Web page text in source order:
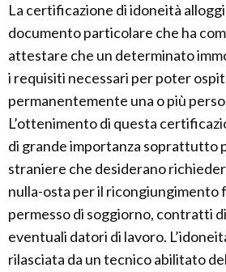
La certificazione di idoneità
documento particolare che ha
attestare che un determinato
i requisiti necessari per poter
permanentemente una o più
L’ottenimento di questa
di grande importanza soprattutto
straniere che desiderano
nulla-osta per il ricongiungimento
permesso di soggiorno, contratti
eventuali datori di lavoro.
rilasciata da un tecnico abilitato